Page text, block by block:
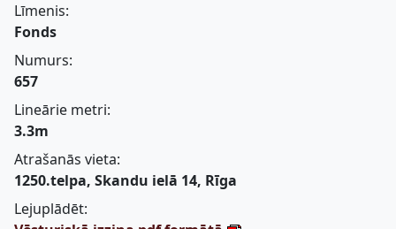
Līmenis:
Fonds
Numurs:
657
Lineārie metri:
3.3m
Atrašanās vieta:
1250.telpa, Skandu ielā 14, Rīga
Lejuplādēt: